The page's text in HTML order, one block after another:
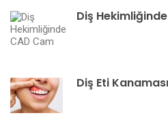
Diş
Diş Eti